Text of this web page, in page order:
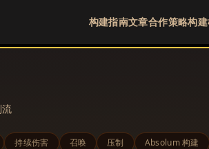
构建指南文章合作策略构
持续伤害 召唤 压制 Absolum 构建